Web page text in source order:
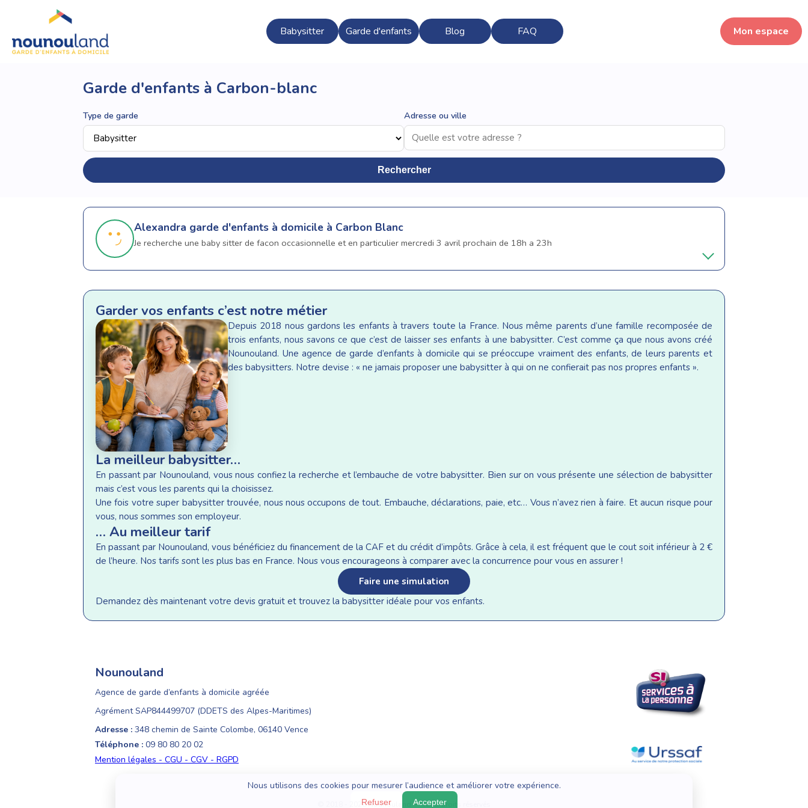
Babysitter Garde d'enfants Blog FAQ Mon espace
Garde d'enfants à Carbon-blanc
Type de garde Adresse ou ville
Rechercher
Alexandra garde d'enfants à domicile à Carbon Blanc
Je recherche une baby sitter de facon occasionnelle et en particulier mercredi 3 avril prochain de 18h a 23h
Garder vos enfants c’est notre métier
Depuis 2018 nous gardons les enfants à travers toute la France. Nous même parents d’une famille recomposée de
trois enfants, nous savons ce que c’est de laisser ses enfants à une babysitter. C’est comme ça que nous avons créé
Nounouland. Une agence de garde d’enfants à domicile qui se préoccupe vraiment des enfants, de leurs parents et
des babysitters. Notre devise : « ne jamais proposer une babysitter à qui on ne confierait pas nos propres enfants ».
La meilleur babysitter…
En passant par Nounouland, vous nous confiez la recherche et l’embauche de votre babysitter. Bien sur on vous présente une sélection de babysitter
mais c’est vous les parents qui la choisissez.
Une fois votre super babysitter trouvée, nous nous occupons de tout. Embauche, déclarations, paie, etc… Vous n’avez rien à faire. Et aucun risque pour
vous, nous sommes son employeur.
… Au meilleur tarif
En passant par Nounouland, vous bénéficiez du financement de la CAF et du crédit d’impôts. Grâce à cela, il est fréquent que le cout soit inférieur à 2 €
de l’heure. Nos tarifs sont les plus bas en France. Nous vous encourageons à comparer avec la concurrence pour vous en assurer !
Faire une simulation
Demandez dès maintenant votre devis gratuit et trouvez la babysitter idéale pour vos enfants.
Nounouland
Agence de garde d’enfants à domicile agréée
Agrément SAP844499707 (DDETS des Alpes-Maritimes)
Adresse : 348 chemin de Sainte Colombe, 06140 Vence
Téléphone : 09 80 80 20 02
Mention légales - CGU - CGV - RGPD
© 2018 - 2026 Nounouland — Tous droits réservés
Nous utilisons des cookies pour mesurer l’audience et améliorer votre expérience.
Refuser Accepter